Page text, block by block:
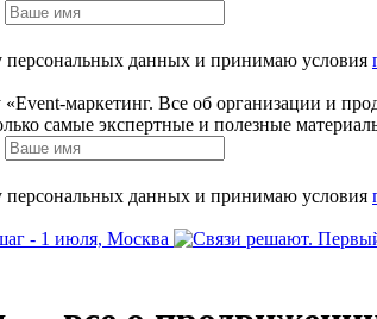
персональных данных и принимаю условия
«Event-маркетинг. Все об организации и
самые экспертные и полезные
персональных данных и принимаю условия